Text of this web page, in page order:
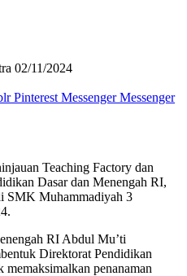
02/11/2024
Pinterest Messenger Messenger
Teaching Factory dan
Dasar dan Menengah RI,
SMK Muhammadiyah 3
RI Abdul Mu’ti
Direktorat Pendidikan
penanaman